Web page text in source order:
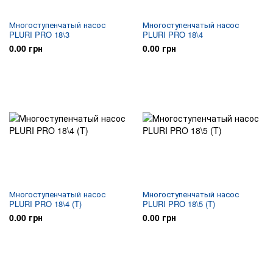
Многоступенчатый насос
PLURI PRO 18\3
0.00 грн
Многоступенчатый насос
PLURI PRO 18\4
0.00 грн
Многоступенчатый насос
PLURI PRO 18\4 (T)
0.00 грн
Многоступенчатый насос
PLURI PRO 18\5 (T)
0.00 грн